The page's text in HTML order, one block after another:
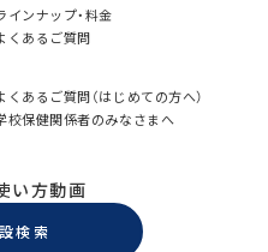
インナップ・料金
くあるご質問
くあるご質問（はじめての方へ）
校保健関係者のみなさまへ
い方動画
検索